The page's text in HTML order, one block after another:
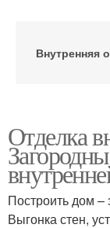
Внутренняя
Стили для
Отделки с
Отделка
Построить дом –
Выгонка стен,